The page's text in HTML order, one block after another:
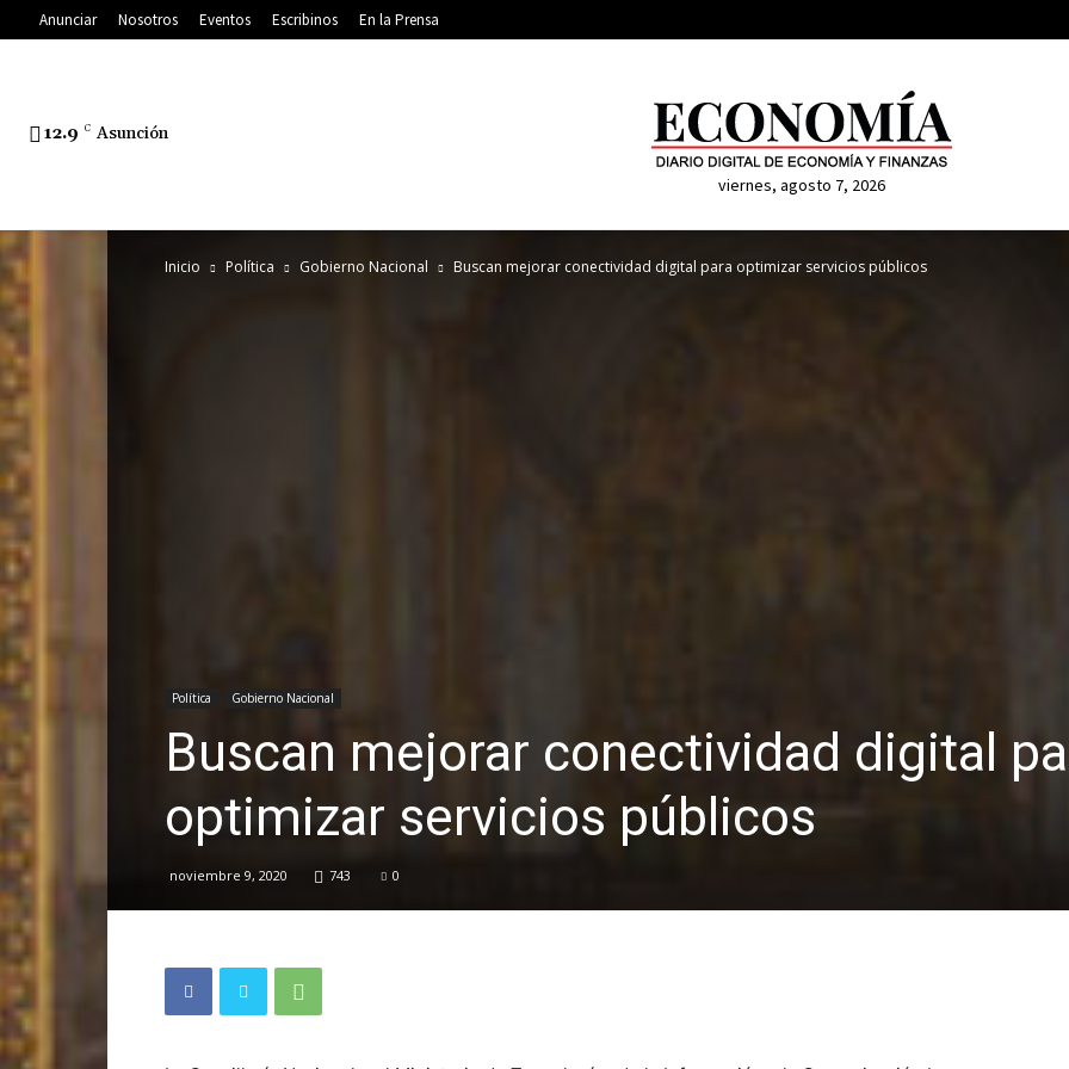
Anunciar Nosotros Eventos Escribinos En la Prensa
12.9 C Asunción
viernes, agosto 7, 2026
Inicio Política Gobierno Nacional Buscan mejorar conectividad digital para optimizar servicios públicos
Política Gobierno Nacional
Buscan mejorar conectividad digital
optimizar servicios públicos
noviembre 9, 2020 743 0